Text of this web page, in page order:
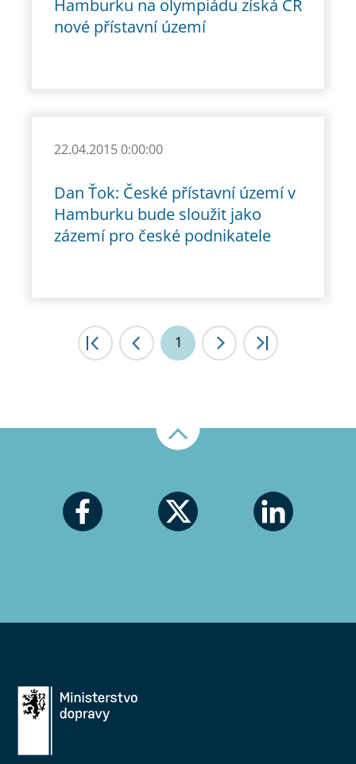
Hamburku na olympiádu získá ČR
nové přístavní území
22.04.2015 0:00:00
Dan Ťok: České přístavní území v
Hamburku bude sloužit jako
zázemí pro české podnikatele
|< 1